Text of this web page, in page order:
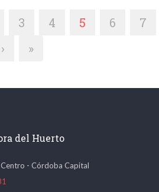
3 4 5 6
7
› »
del Huerto
- Córdoba Capital